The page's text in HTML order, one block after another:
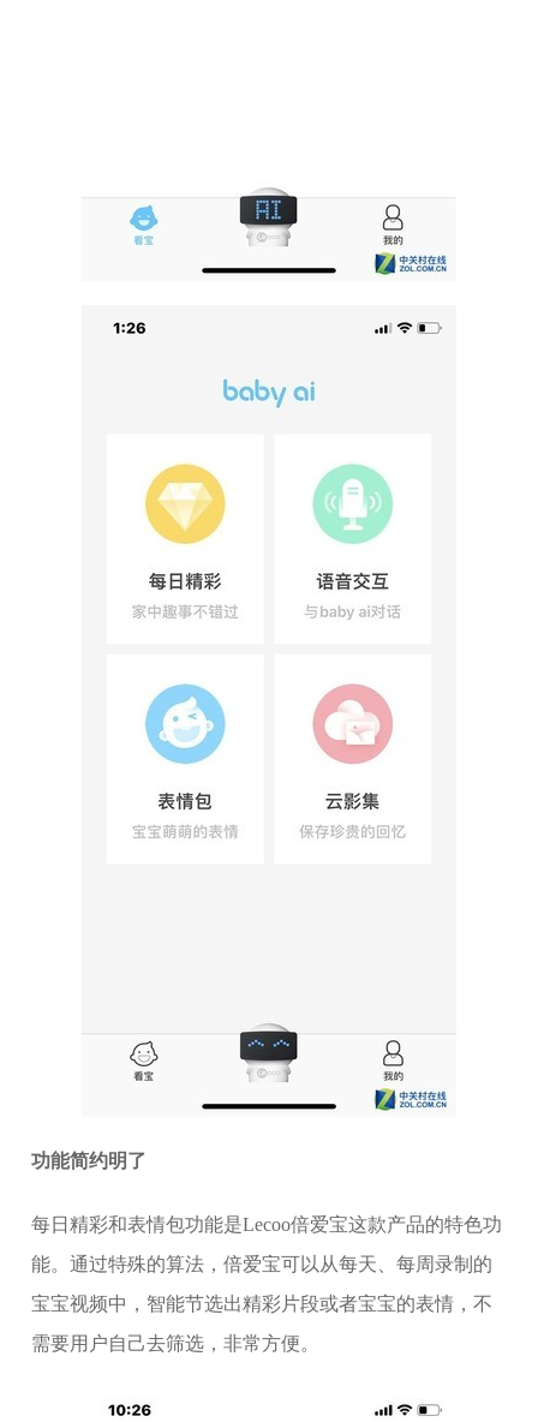
功能简约明了
每日精彩和表情包功能是Lecoo倍爱宝这款产品的特色功
能。通过特殊的算法，倍爱宝可以从每天、每周录制的
宝宝视频中，智能节选出精彩片段或者宝宝的表情，不
需要用户自己去筛选，非常方便。